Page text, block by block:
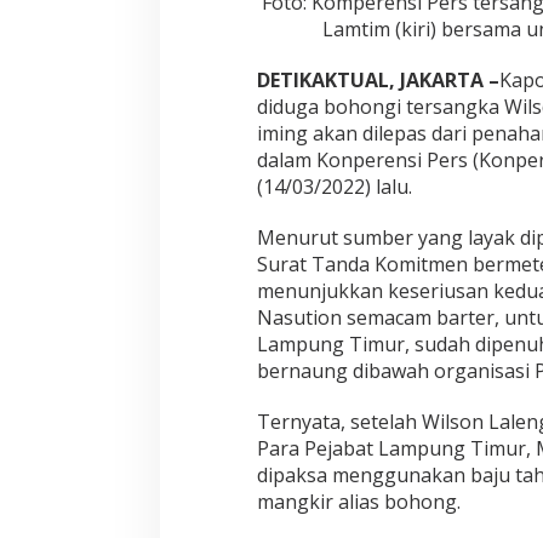
Lamtim (kiri) bersama
DETIKAKTUAL, JAKARTA –
diduga bohongi tersangka
iming akan dilepas dari
dalam Konperensi Pers
(14/03/2022) lalu.
Menurut sumber yang layak
Surat Tanda Komitmen
menunjukkan keseriusan
Nasution semacam barter,
Lampung Timur, sudah
bernaung dibawah organisasi
Ternyata, setelah Wilson
Para Pejabat Lampung Timur,
dipaksa menggunakan baju
mangkir alias bohong.